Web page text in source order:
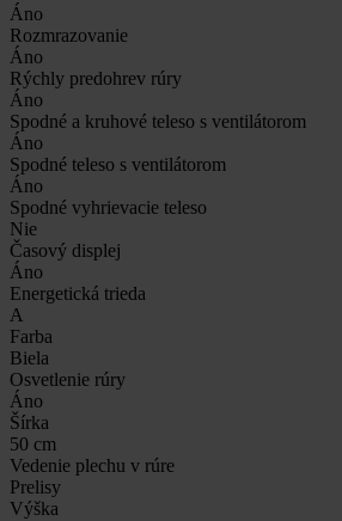
Áno
Rozmrazovanie
Áno
Rýchly predohrev rúry
Áno
Spodné a kruhové teleso s ventilátorom
Áno
Spodné teleso s ventilátorom
Áno
Spodné vyhrievacie teleso
Nie
Časový displej
Áno
Energetická trieda
A
Farba
Biela
Osvetlenie rúry
Áno
Šírka
50 cm
Vedenie plechu v rúre
Prelisy
Výška